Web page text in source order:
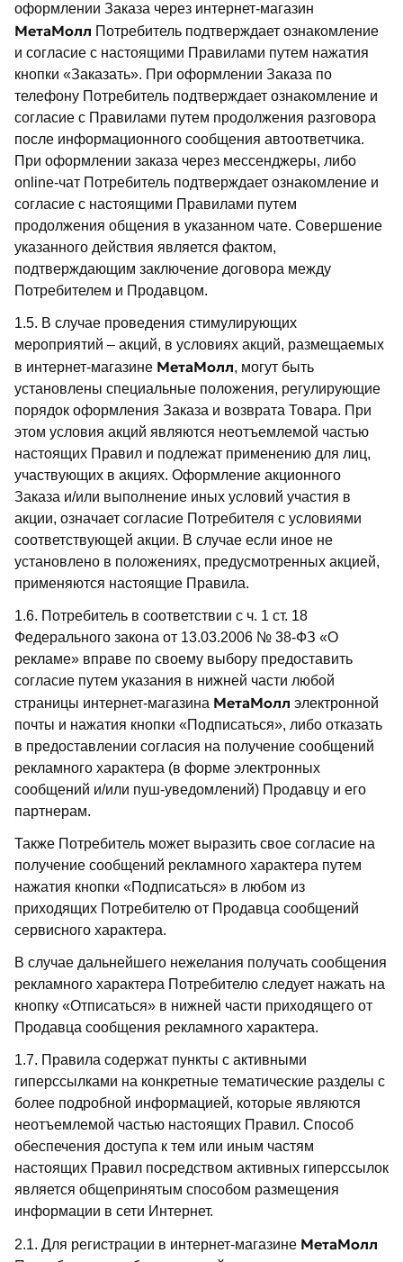
оформлении Заказа через интернет-магазин
МетаМолл Потребитель подтверждает ознакомление
и согласие с настоящими Правилами путем нажатия
кнопки «Заказать». При оформлении Заказа по
телефону Потребитель подтверждает ознакомление и
согласие с Правилами путем продолжения разговора
после информационного сообщения автоответчика.
При оформлении заказа через мессенджеры, либо
online-чат Потребитель подтверждает ознакомление и
согласие с настоящими Правилами путем
продолжения общения в указанном чате. Совершение
указанного действия является фактом,
подтверждающим заключение договора между
Потребителем и Продавцом.
1.5. В случае проведения стимулирующих
мероприятий – акций, в условиях акций, размещаемых
в интернет-магазине МетаМолл, могут быть
установлены специальные положения, регулирующие
порядок оформления Заказа и возврата Товара. При
этом условия акций являются неотъемлемой частью
настоящих Правил и подлежат применению для лиц,
участвующих в акциях. Оформление акционного
Заказа и/или выполнение иных условий участия в
акции, означает согласие Потребителя с условиями
соответствующей акции. В случае если иное не
установлено в положениях, предусмотренных акцией,
применяются настоящие Правила.
1.6. Потребитель в соответствии с ч. 1 ст. 18
Федерального закона от 13.03.2006 № 38-ФЗ «О
рекламе» вправе по своему выбору предоставить
согласие путем указания в нижней части любой
страницы интернет-магазина МетаМолл электронной
почты и нажатия кнопки «Подписаться», либо отказать
в предоставлении согласия на получение сообщений
рекламного характера (в форме электронных
сообщений и/или пуш-уведомлений) Продавцу и его
партнерам.
Также Потребитель может выразить свое согласие на
получение сообщений рекламного характера путем
нажатия кнопки «Подписаться» в любом из
приходящих Потребителю от Продавца сообщений
сервисного характера.
В случае дальнейшего нежелания получать сообщения
рекламного характера Потребителю следует нажать на
кнопку «Отписаться» в нижней части приходящего от
Продавца сообщения рекламного характера.
1.7. Правила содержат пункты с активными
гиперссылками на конкретные тематические разделы с
более подробной информацией, которые являются
неотъемлемой частью настоящих Правил. Способ
обеспечения доступа к тем или иным частям
настоящих Правил посредством активных гиперссылок
является общепринятым способом размещения
информации в сети Интернет.
2.1. Для регистрации в интернет-магазине МетаМолл